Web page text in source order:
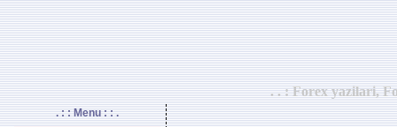
. . : Forex yazilari,
. : : Menu : : .